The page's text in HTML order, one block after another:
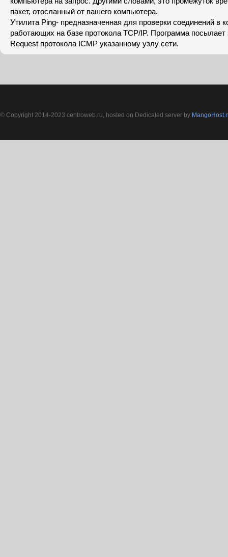
пакет, отосланный от вашего компьютера.
Утилита Ping- предназначенная для проверки соединений в
работающих на базе протокола TCP/IP. Программа
Request протокола ICMP указанному узлу сети.
© Copyright 2014-2023 centroweb.ru, hosted on Dedicated server by